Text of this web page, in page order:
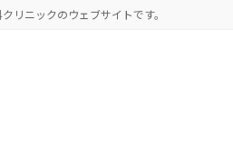
リニックのウェブサイトです。